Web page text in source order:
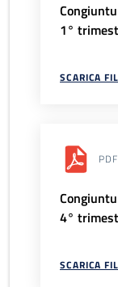
1°
SCARICA
PDF
4°
SCARICA